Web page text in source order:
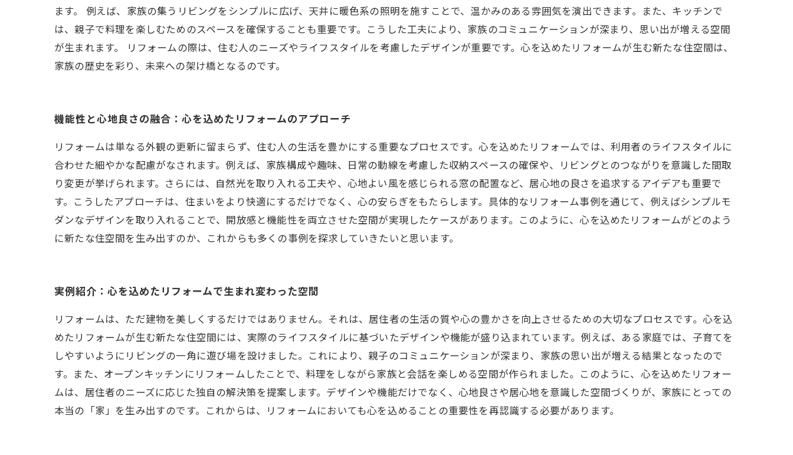
ます。 例えば、家族の集うリビングをシンプルに広げ、天井に暖色系の照明を施すことで、温かみのある雰囲気を演出できます。また、キッチンで
は、親子で料理を楽しむためのスペースを確保することも重要です。こうした工夫により、家族のコミュニケーションが深まり、思い出が増える空間
が生まれます。 リフォームの際は、住む人のニーズやライフスタイルを考慮したデザインが重要です。心を込めたリフォームが生む新たな住空間は、
家族の歴史を彩り、未来への架け橋となるのです。
機能性と心地良さの融合：心を込めたリフォームのアプローチ
リフォームは単なる外観の更新に留まらず、住む人の生活を豊かにする重要なプロセスです。心を込めたリフォームでは、利用者のライフスタイルに
合わせた細やかな配慮がなされます。例えば、家族構成や趣味、日常の動線を考慮した収納スペースの確保や、リビングとのつながりを意識した間取
り変更が挙げられます。さらには、自然光を取り入れる工夫や、心地よい風を感じられる窓の配置など、居心地の良さを追求するアイデアも重要で
す。こうしたアプローチは、住まいをより快適にするだけでなく、心の安らぎをもたらします。具体的なリフォーム事例を通じて、例えばシンプルモ
ダンなデザインを取り入れることで、開放感と機能性を両立させた空間が実現したケースがあります。このように、心を込めたリフォームがどのよう
に新たな住空間を生み出すのか、これからも多くの事例を探求していきたいと思います。
実例紹介：心を込めたリフォームで生まれ変わった空間
リフォームは、ただ建物を美しくするだけではありません。それは、居住者の生活の質や心の豊かさを向上させるための大切なプロセスです。心を込
めたリフォームが生む新たな住空間には、実際のライフスタイルに基づいたデザインや機能が盛り込まれています。例えば、ある家庭では、子育てを
しやすいようにリビングの一角に遊び場を設けました。これにより、親子のコミュニケーションが深まり、家族の思い出が増える結果となったので
す。また、オープンキッチンにリフォームしたことで、料理をしながら家族と会話を楽しめる空間が作られました。このように、心を込めたリフォー
ムは、居住者のニーズに応じた独自の解決策を提案します。デザインや機能だけでなく、心地良さや居心地を意識した空間づくりが、家族にとっての
本当の「家」を生み出すのです。これからは、リフォームにおいても心を込めることの重要性を再認識する必要があります。